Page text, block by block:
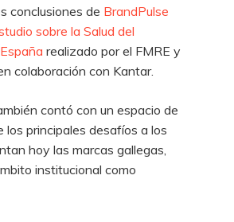
conclusiones de BrandPulse
sobre la Salud del
realizado por el FMRE y
colaboración con Kantar.
contó con un espacio de
los principales desafíos a los
hoy las marcas gallegas,
institucional como